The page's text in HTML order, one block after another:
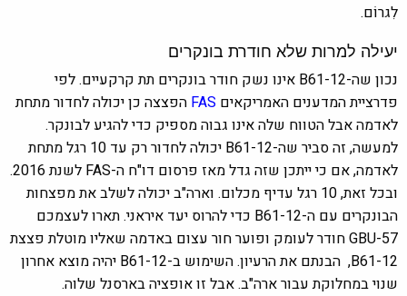
לִגרוֹם.
יעילה למרות שלא חודרת בונקרים
נכון שה-B61-12 אינו נשק חודר בונקרים תת קרקעיים. לפי
פדרציית המדענים האמריקאיםFASהפצצה כן יכולה לחדור מתחת
לאדמה אבל הטווח שלה אינו גבוה מספיק כדי להגיע לבונקר.
למעשה, זה סביר שה-B61-12 יכולה לחדור רק עד 10 רגל מתחת
לאדמה, אם כי ייתכן שזה גדל מאז פרסום דו"ח ה-FAS לשנת 2016.
ובכל זאת, 10 רגל עדיף מכלום. וארה"ב יכולה לשלב את מפצחות
הבונקרים עם ה-B61-12 כדי להרוס יעד איראני. תארו לעצמכם
GBU-57 חודר לעומק ופוער חור עצום באדמה שאליו מוטלת פצצת
B61-12, הבנתם את הרעיון. השימוש ב-B61-12 יהיה מוצא אחרון
שנוי במחלוקת עבור ארה"ב. אבל זו אופציה בארסנל שלוה.